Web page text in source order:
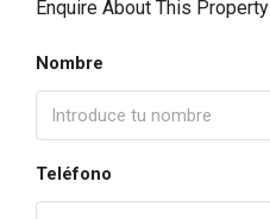
Enquire About This Property
Nombre
Teléfono